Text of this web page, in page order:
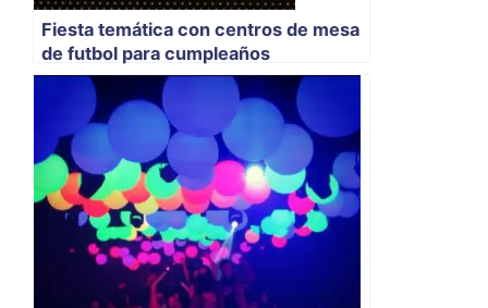
Fiesta temática con centros de mesa
de futbol para cumpleaños